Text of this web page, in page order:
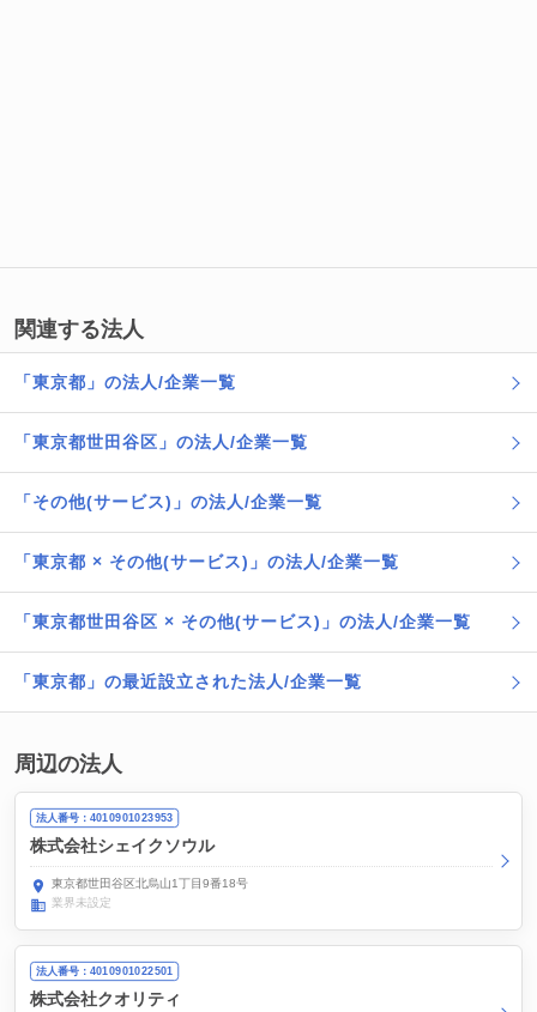
関連する法人
「東京都」の法人/企業一覧
「東京都世田谷区」の法人/企業一覧
「その他(サービス)」の法人/企業一覧
「東京都 × その他(サービス)」の法人/企業一覧
「東京都世田谷区 × その他(サービス)」の法人/企業一覧
「東京都」の最近設立された法人/企業一覧
周辺の法人
法人番号：4010901023953
株式会社シェイクソウル
東京都世田谷区北烏山1丁目9番18号
業界未設定
法人番号：4010901022501
株式会社クオリティ